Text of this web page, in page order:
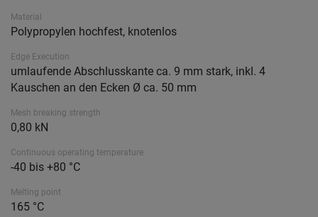
Material
Polypropylen hochfest, knotenlos
Edge Execution
umlaufende Abschlusskante ca. 9 mm stark, inkl. 4
Kauschen an den Ecken Ø ca. 50 mm
Mesh breaking strength
0,80 kN
Continuous operating temperature
-40 bis +80 °C
Melting point
165 °C